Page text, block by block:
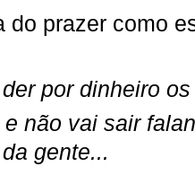
do prazer como
der por dinheiro
não vai sair
gente...